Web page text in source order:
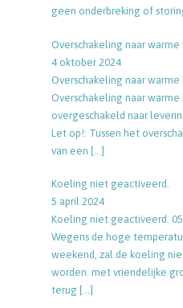
geen onderbreking of
Overschakeling naar warme
4 oktober 2024
Overschakeling naar warme
Overschakeling naar
overgeschakeld naar
Let op!: Tussen het
van een […]
Koeling niet geactiveerd.
5 april 2024
Koeling niet geactiveerd.
Wegens de hoge
weekend, zal de koeling
worden. met vriendelijke
terug […]